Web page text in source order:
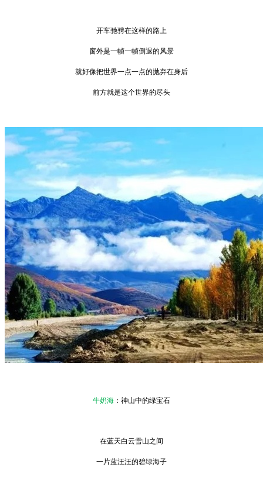
开车驰骋在这样的路上
窗外是一帧一帧倒退的风景
就好像把世界一点一点的抛弃在身后
前方就是这个世界的尽头
牛奶海 ：神山中的绿宝石
在蓝天白云雪山之间
一片蓝汪汪的碧绿海子